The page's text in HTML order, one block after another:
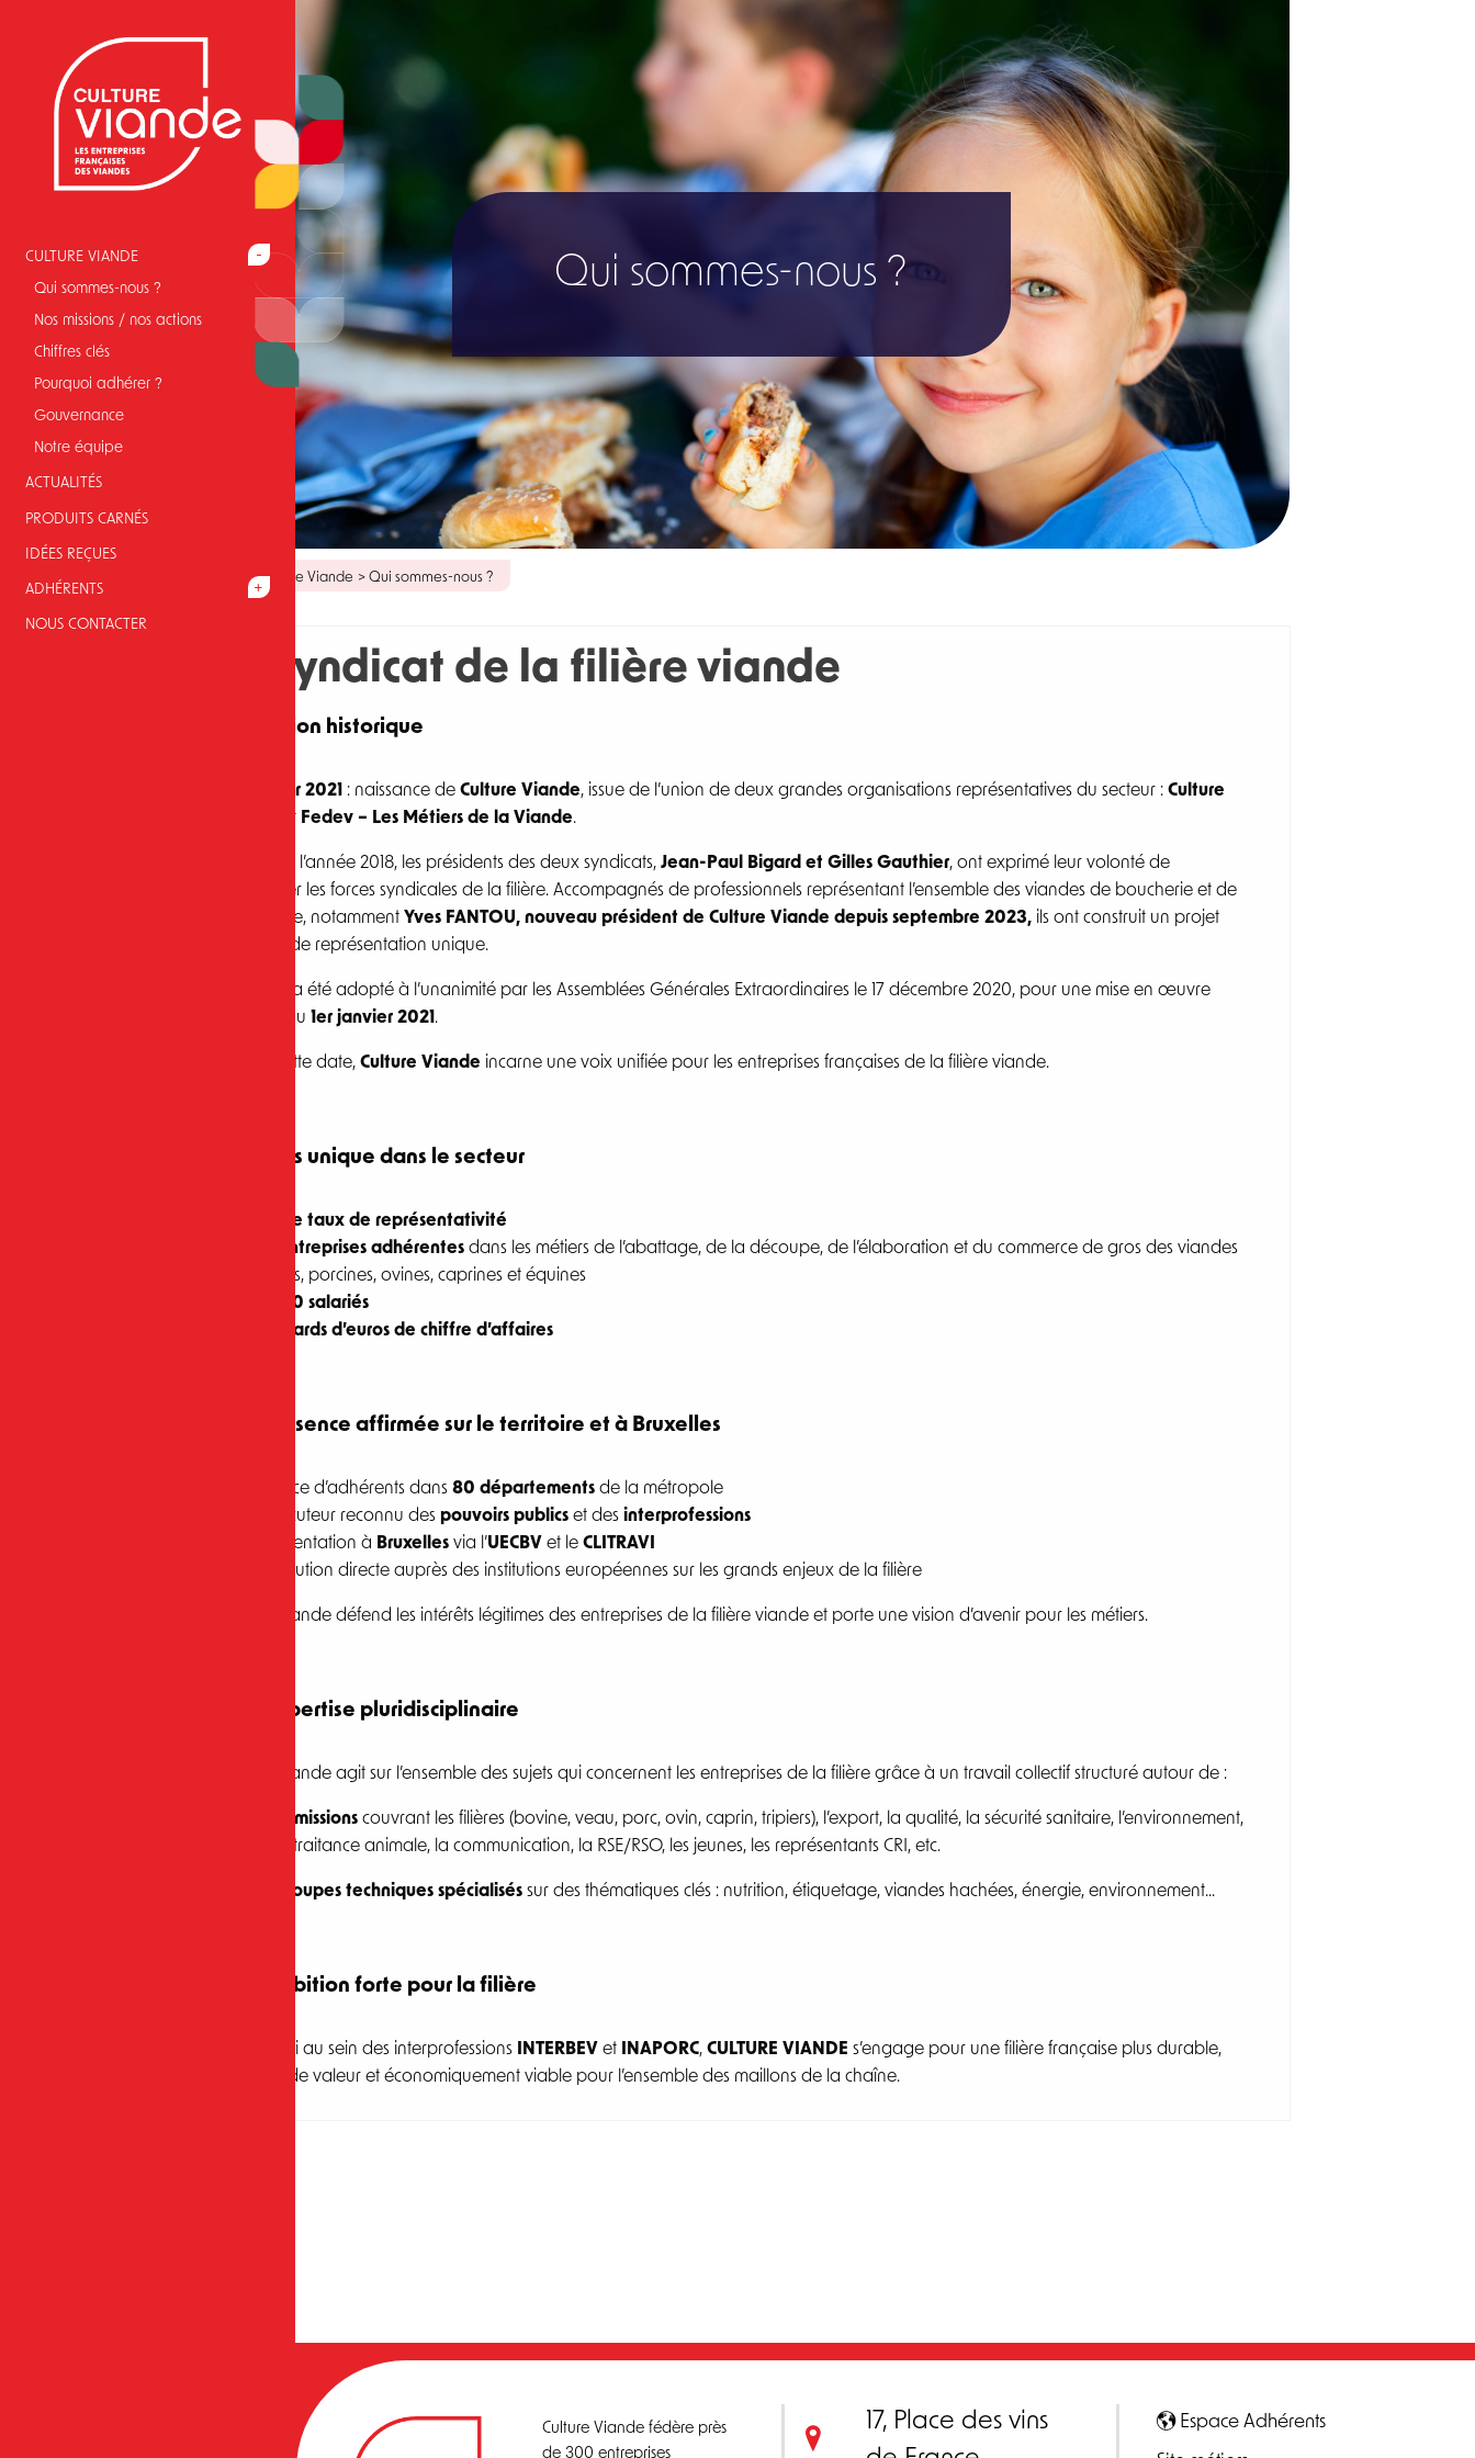
navigation
CULTURE VIANDE
Qui sommes-nous ?
Nos missions / nos actions
Chiffres clés
Pourquoi adhérer ?
Gouvernance
Notre équipe
ACTUALITÉS
PRODUITS CARNÉS
IDÉES REÇUES
ADHÉRENTS
NOUS CONTACTER
Qui sommes-nous ?
d'Ariane
> Culture Viande > Qui sommes-nous ?
Le syndicat de la filière viande
Une fusion historique
1er janvier 2021 : naissance de Culture Viande, issue de l’union de deux grandes organisations représentatives du secteur : Culture
et Fedev – Les Métiers de la Viande.
À la fin de l’année 2018, les présidents des deux syndicats, Jean-Paul Bigard et Gilles Gauthier, ont exprimé leur volonté de
rassembler les forces syndicales de la filière. Accompagnés de professionnels représentant l’ensemble des viandes de boucherie et de
charcuterie, notamment Yves FANTOU, nouveau président de Culture Viande depuis septembre 2023, ils ont construit un projet
commun de représentation unique.
Ce projet a été adopté à l’unanimité par les Assemblées Générales Extraordinaires le 17 décembre 2020, pour une mise en œuvre
effective au 1er janvier 2021 .
Depuis cette date, Culture Viande incarne une voix unifiée pour les entreprises françaises de la filière viande.
Un poids unique dans le secteur
81 % de taux de représentativité
250 entreprises adhérentes dans les métiers de l’abattage, de la découpe, de l’élaboration et du commerce de gros des viandes
bovines, porcines, ovines, caprines et équines
30 000 salariés
14 milliards d’euros de chiffre d’affaires
Une présence affirmée sur le territoire et à Bruxelles
Présence d’adhérents dans 80 départements de la métropole
Interlocuteur reconnu des pouvoirs publics et des interprofessions
Représentation à Bruxelles via l’UECBV et le CLITRAVI
Contribution directe auprès des institutions européennes sur les grands enjeux de la filière
Culture Viande défend les intérêts légitimes des entreprises de la filière viande et porte une vision d’avenir pour les métiers.
Une expertise pluridisciplinaire
Culture Viande agit sur l’ensemble des sujets qui concernent les entreprises de la filière grâce à un travail collectif structuré autour de :
15 commissions couvrant les filières (bovine, veau, porc, ovin, caprin, tripiers), l’export, la qualité, la sécurité sanitaire, l’environnement,
la bientraitance animale, la communication, la RSE/RSO, les jeunes, les représentants CRI, etc.
Des groupes techniques spécialisés sur des thématiques clés : nutrition, étiquetage, viandes hachées, énergie, environnement...
Une ambition forte pour la filière
Très investi au sein des interprofessions INTERBEV et INAPORC, CULTURE VIANDE s’engage pour une filière française plus durable,
créatrice de valeur et économiquement viable pour l’ensemble des maillons de la chaîne.
Culture Viande fédère près
de 300 entreprises
17, Place des vins
Espace Adhérents